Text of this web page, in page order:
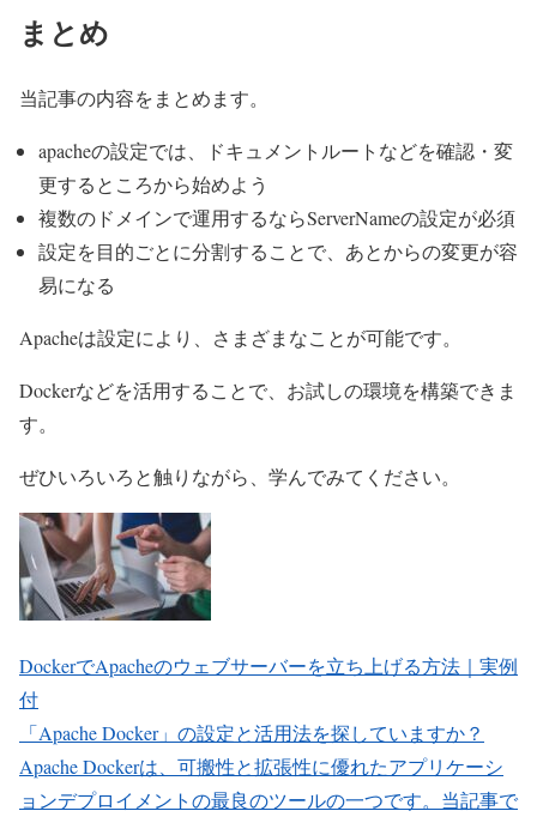
まとめ
当記事の内容をまとめます。
apacheの設定では、ドキュメントルートなどを確認・変
更するところから始めよう
複数のドメインで運用するならServerNameの設定が必須
設定を目的ごとに分割することで、あとからの変更が容
易になる
Apacheは設定により、さまざまなことが可能です。
Dockerなどを活用することで、お試しの環境を構築できま
す。
ぜひいろいろと触りながら、学んでみてください。
DockerでApacheのウェブサーバーを立ち上げる方法｜実例
付
「Apache Docker」の設定と活用法を探していますか？
Apache Dockerは、可搬性と拡張性に優れたアプリケーシ
ョンデプロイメントの最良のツールの一つです。当記事で